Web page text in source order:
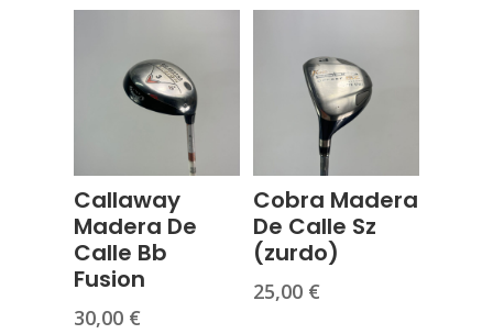
Callaway
Madera De
Calle Bb
Fusion
30,00 €
Cobra Madera
De Calle Sz
(zurdo)
25,00 €